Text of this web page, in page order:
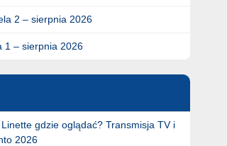
2 – sierpnia 2026
1 – sierpnia 2026
gdzie oglądać? Transmisja TV i
2026